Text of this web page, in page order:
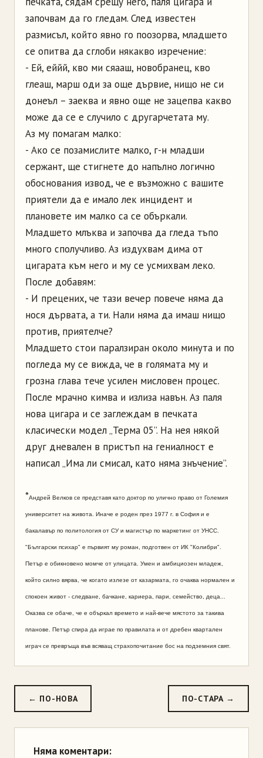
започвам да го гледам. След известен
размисъл, който явно го поозорва, младшето
се опитва да сглоби някакво изречение:
- Ей, еййй, кво ми сяааш, новобранец, кво
глеаш, марш оди за още дървие, нищо не си
донеъл – заеква и явно още не зацепва какво
може да се е случило с другарчетата му.
Аз му помагам малко:
- Ако се позамислите малко, г-н младши
сержант, ще стигнете до напълно логично
обоснования извод, че е възможно с вашите
приятели да е имало лек инцидент и
плановете им малко са се объркали.
Младшето млъква и започва да гледа тъпо
много сполучливо. Аз издухвам дима от
цигарата към него и му се усмихвам леко.
После добавям:
- И прецених, че тази вечер повече няма да
нося дървата, а ти. Нали няма да имаш нищо
против, приятелче?
Младшето стои паралзиран около минута и по
погледа му се вижда, че в голямата му и
грозна глава тече усилен мисловен процес.
После мрачно кимва и излиза навън. Аз паля
нова цигара и се заглеждам в печката
класически модел „Терма 05”. На нея някой
друг дневален в пристъп на гениалност е
написал „Има ли смисал, като няма знъчение”.
*Андрей Велков се представя като доктор по улично право от Големия
университет на живота. Иначе е роден през 1977 г. в София и е
бакалавър по политология от СУ и магистър по маркетинг от УНСС.
"Български психар" е първият му роман, подготвен от ИК "Колибри".
Петър е обикновено момче от улицата. Умен и амбициозен младеж,
който силно вярва, че когато излезе от казармата, го очаква нормален и
спокоен живот - следване, бачкане, кариера, пари, семейство, деца...
Оказва се обаче, че е объркал времето и най-вече мястото за такива
планове. Петър спира да играе по правилата и от дребен квартален
играч се превръща във всяващ страхопочитание бос на подземния свят.
← ПО-НОВА ПО-СТАРА →
Няма коментари: